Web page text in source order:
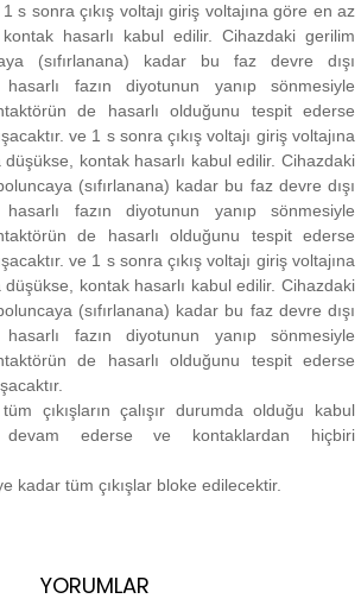
s sonra çıkış voltajı giriş voltajına göre en az
hasarlı kabul edilir. Cihazdaki gerilim
(sıfırlanana) kadar bu faz devre dışı
fazın diyotunun yanıp sönmesiyle
de hasarlı olduğunu tespit ederse
ve 1 s sonra çıkış voltajı giriş voltajına
kontak hasarlı kabul edilir. Cihazdaki
(sıfırlanana) kadar bu faz devre dışı
fazın diyotunun yanıp sönmesiyle
de hasarlı olduğunu tespit ederse
ve 1 s sonra çıkış voltajı giriş voltajına
kontak hasarlı kabul edilir. Cihazdaki
(sıfırlanana) kadar bu faz devre dışı
fazın diyotunun yanıp sönmesiyle
de hasarlı olduğunu tespit ederse
çıkışların çalışır durumda olduğu kabul
devam ederse ve kontaklardan hiçbiri
kadar tüm çıkışlar bloke edilecektir.
YORUMLAR